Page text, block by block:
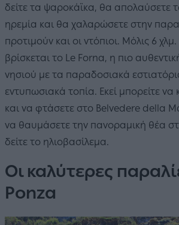
δείτε τα ψαροκάϊκα, θα απολαύσετε
ηρεμία και θα χαλαρώσετε στην
προτιμούν και οι ντόπιοι. Μόλις 6
βρίσκεται το Le Forna, η πιο
νησιού με τα παραδοσιακά
εντυπωσιακά τοπία. Εκεί μπορείτε να
και να φτάσετε στο Belvedere della
να θαυμάσετε την πανοραμική θέα
δείτε το ηλιοβασίλεμα.
Οι καλύτερες
Ponza